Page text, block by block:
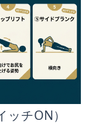
チON）